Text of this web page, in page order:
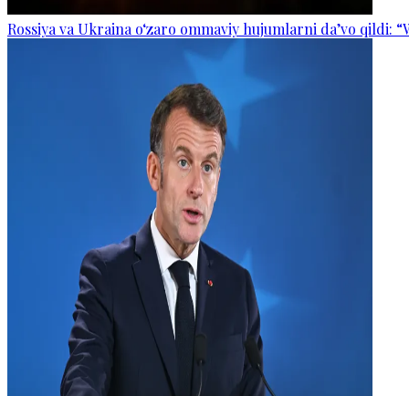
Rossiya va Ukraina o‘zaro ommaviy hujumlarni da’vo qildi: